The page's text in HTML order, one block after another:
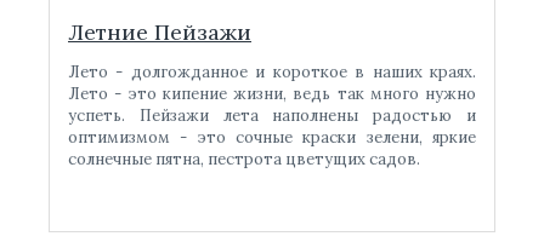
Летние Пейзажи
Лето - долгожданное и короткое в наших краях.
Лето - это кипение жизни, ведь так много нужно
успеть. Пейзажи лета наполнены радостью и
оптимизмом - это сочные краски зелени, яркие
солнечные пятна, пестрота цветущих садов.